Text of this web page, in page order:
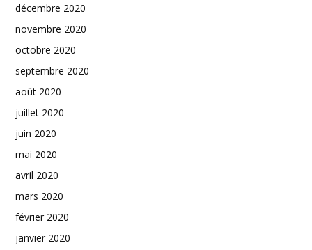
décembre 2020
novembre 2020
octobre 2020
septembre 2020
août 2020
juillet 2020
juin 2020
mai 2020
avril 2020
mars 2020
février 2020
janvier 2020